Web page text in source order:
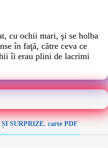
cu ochii mari, şi se holba
în faţă, către ceva ce
îi erau plini de lacrimi
SURPRIZE. carte PDF